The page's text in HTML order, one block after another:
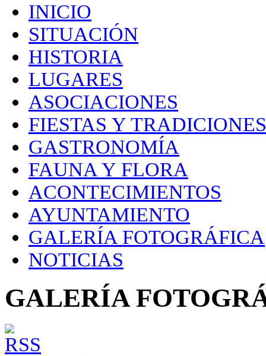
INICIO
SITUACIÓN
HISTORIA
LUGARES
ASOCIACIONES
FIESTAS Y TRADICIONES
GASTRONOMÍA
FAUNA Y FLORA
ACONTECIMIENTOS
AYUNTAMIENTO
GALERÍA FOTOGRÁFICA
NOTICIAS
GALERÍA